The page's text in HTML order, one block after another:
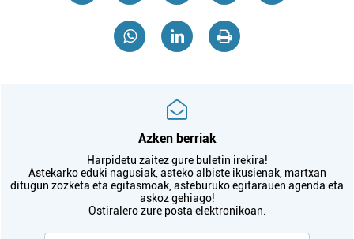
Azken berriak
Harpidetu zaitez gure buletin irekira!
Astekarko eduki nagusiak, asteko albiste ikusienak, martxan
ditugun zozketa eta egitasmoak, asteburuko egitarauen agenda eta
askoz gehiago!
Ostiralero zure posta elektronikoan.